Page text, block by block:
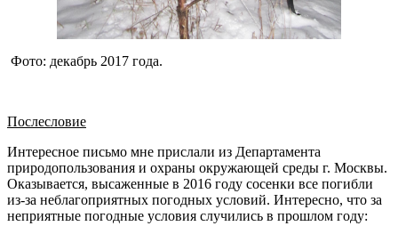
Фото: декабрь 2017 года.
Послесловие
Интересное письмо мне прислали из Департамента
природопользования и охраны окружающей среды г. Москвы.
Оказывается, высаженные в 2016 году сосенки все погибли
из-за неблагоприятных погодных условий. Интересно, что за
неприятные погодные условия случились в прошлом году: